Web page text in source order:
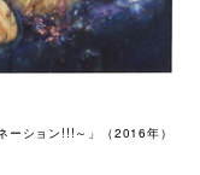
ーション!!!～」（2016年）